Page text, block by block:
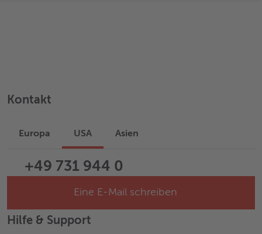
Kontakt
Europa USA Asien
+49 731 944 0
Eine E-Mail schreiben
Hilfe & Support